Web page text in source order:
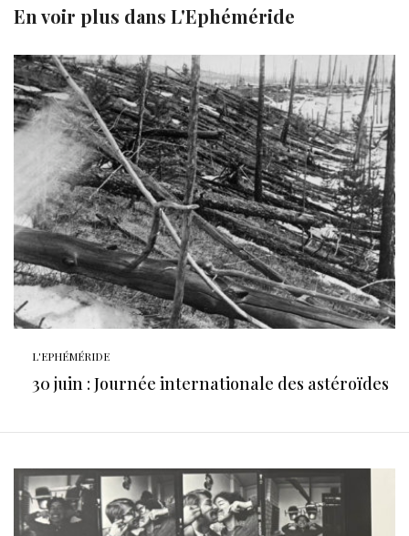
En voir plus dans L'Ephéméride
L'EPHÉMÉRIDE
30 juin : Journée internationale des astéroïdes